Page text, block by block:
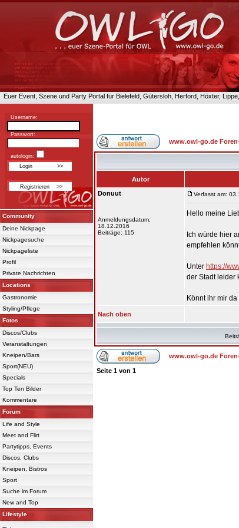
Euer Event, Szene und Party Portal für Bielefeld, Gütersloh, Herford, Höxter,
Username:
Passwort:
autologin:
Community
Deine Nickpage
Nickpagesuche
Nickpageliste
Profil
Private Nachrichten
Locations
Gastronomie
Styling/Pflege
Fotos
Discos/Clubs
Veranstaltungen
Kneipen/Bars
Sport(NEU)
Specials
Top Ten Bilder
Kommentare
Forum
Life and Style
Meet and Flirt
Partytipps, Events
Discos, Clubs
Kneipen, Bistros
Sport
Suche im Forum
New and Top
Lifestyle
www.owl-go.de
Autor
Donuut
Anmeldungsdatum:
18.12.2016
Beiträge: 115
Verfasst am:
Hello meine
Ich würde hier
empfehlen
Unter https://
der Stadt leider
Könnt ihr mir
Nach oben
www.owl-go.de
Seite 1 von 1